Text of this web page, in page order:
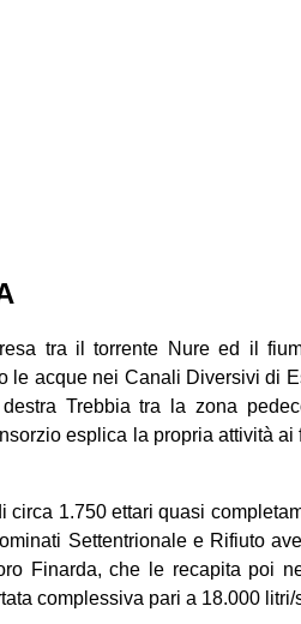
tra il torrente Nure ed il
acque nei Canali Diversivi di
Trebbia tra la zona
esplica la propria attività
1.750 ettari quasi
Settentrionale e Rifiuto
Finarda, che le recapita poi
complessiva pari a 18.000 litri/